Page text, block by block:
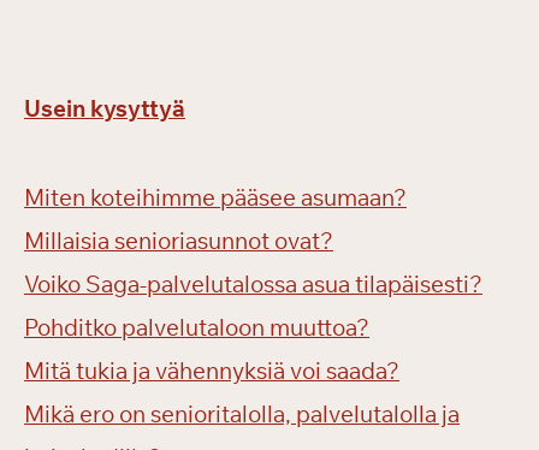
Usein kysyttyä
Miten koteihimme pääsee asumaan?
Millaisia senioriasunnot ovat?
Voiko Saga-palvelutalossa asua tilapäisesti?
Pohditko palvelutaloon muuttoa?
Mitä tukia ja vähennyksiä voi saada?
Mikä ero on senioritalolla, palvelutalolla ja